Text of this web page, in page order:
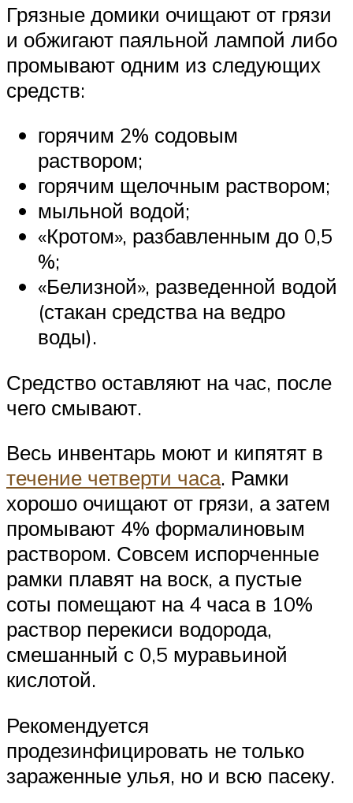
Грязные домики очищают от грязи
и обжигают паяльной лампой либо
промывают одним из следующих
средств:
горячим 2% содовым
раствором;
горячим щелочным раствором;
мыльной водой;
«Кротом», разбавленным до 0,5
%;
«Белизной», разведенной водой
(стакан средства на ведро
воды).
Средство оставляют на час, после
чего смывают.
Весь инвентарь моют и кипятят в
течение четверти часа. Рамки
хорошо очищают от грязи, а затем
промывают 4% формалиновым
раствором. Совсем испорченные
рамки плавят на воск, а пустые
соты помещают на 4 часа в 10%
раствор перекиси водорода,
смешанный с 0,5 муравьиной
кислотой.
Рекомендуется
продезинфицировать не только
зараженные улья, но и всю пасеку.